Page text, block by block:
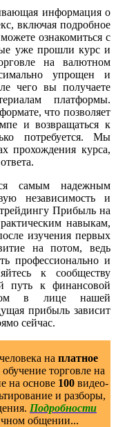
информация о
включая подробное
ознакомиться с
уже прошли курс и
на валютном
упрощен и
чего вы получаете
платформы.
что позволяет
и возвращаться к
потребуется. Мы
прохождения курса,
самым надежным
независимость и
Прибыль на
навыкам,
изучения первых
на потом, ведь
профессионально и
к сообществу
путь к финансовой
в лице нашей
прибыль зависит
сейчас.
на платное
торговле на
на основе 100видео-
и разборы,
Подробности
общении...